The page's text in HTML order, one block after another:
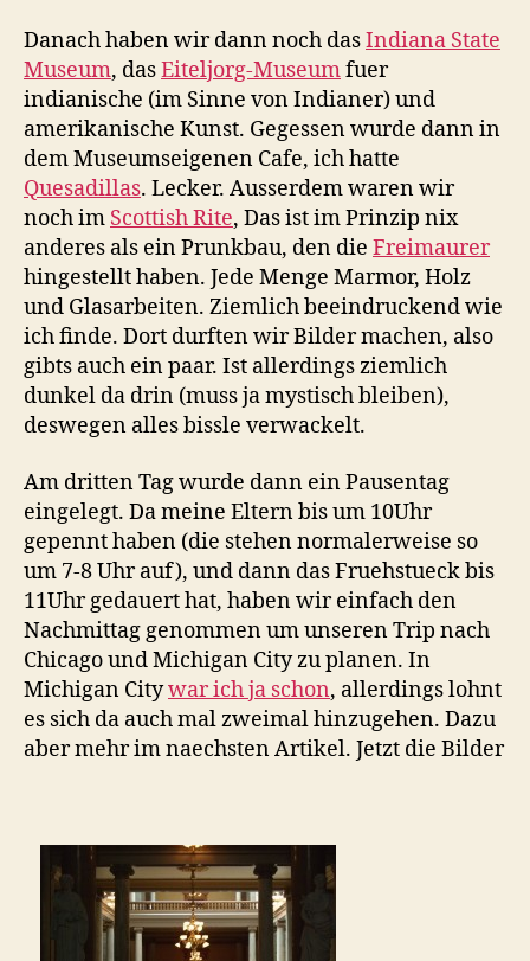
Danach haben wir dann noch dasIndiana State
Museum, dasEiteljorg-Museumfuer
indianische (im Sinne von Indianer) und
amerikanische Kunst. Gegessen wurde dann in
dem Museumseigenen Cafe, ich hatte
Quesadillas. Lecker. Ausserdem waren wir
noch im Scottish Rite, Das ist im Prinzip nix
anderes als ein Prunkbau, den die Freimaurer
hingestellt haben. Jede Menge Marmor, Holz
und Glasarbeiten. Ziemlich beeindruckend wie
ich finde. Dort durften wir Bilder machen, also
gibts auch ein paar. Ist allerdings ziemlich
dunkel da drin (muss ja mystisch bleiben),
deswegen alles bissle verwackelt.
Am dritten Tag wurde dann ein Pausentag
eingelegt. Da meine Eltern bis um 10Uhr
gepennt haben (die stehen normalerweise so
um 7-8 Uhr auf), und dann das Fruehstueck bis
11Uhr gedauert hat, haben wir einfach den
Nachmittag genommen um unseren Trip nach
Chicago und Michigan City zu planen. In
Michigan Citywar ich ja schon, allerdings lohnt
es sich da auch mal zweimal hinzugehen. Dazu
aber mehr im naechsten Artikel. Jetzt die Bilder